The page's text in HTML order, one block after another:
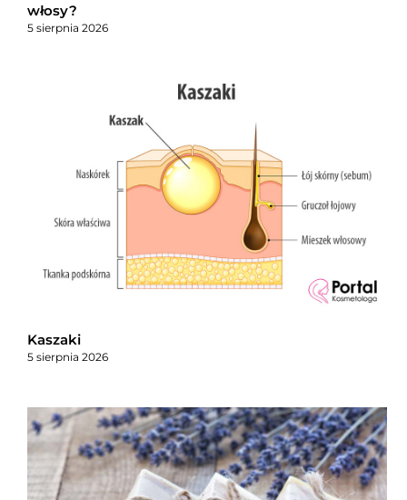
włosy?
5 sierpnia 2026
Kaszaki
5 sierpnia 2026